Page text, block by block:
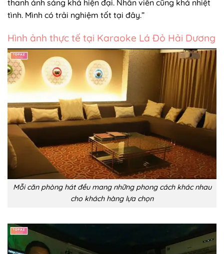
thanh ánh sáng khá hiện đại. Nhân viên cũng khá nhiệt
tình. Mình có trải nghiệm tốt tại đây.”
Hình ảnh thực tế tại Karaoke Lá Đỏ Hải Dương
Mỗi căn phòng hát đều mang những phong cách khác nhau
cho khách hàng lựa chọn